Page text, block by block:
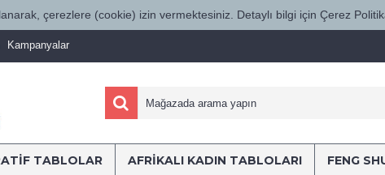
çerezlere (cookie) izin vermektesiniz. Detaylı bilgi için Çerez
Kampanyalar
TABLOLAR AFRİKALI KADIN TABLOLARI FENG